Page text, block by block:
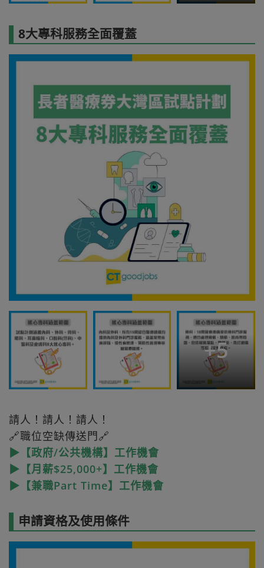
8大專科服務全面覆蓋
+5
請人！請人！請人！
🔗職位空缺傳送門🔗
▶【政府/公共機構】工作機會
▶【月薪$25,000+】工作機會
▶【兼職Part Time】工作機會
申請資格及使用條件